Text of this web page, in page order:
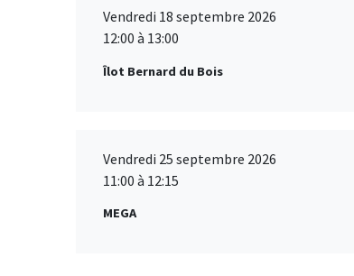
Vendredi 18 septembre 2026
12:00 à 13:00
Îlot Bernard du Bois
Vendredi 25 septembre 2026
11:00 à 12:15
MEGA